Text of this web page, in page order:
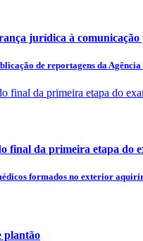
jurídica à comunicação
de reportagens da
final da primeira etapa do
formados no exterior
plantão